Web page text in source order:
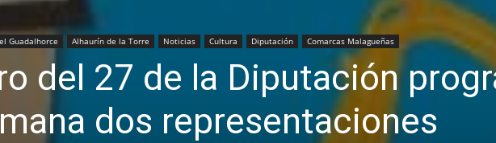
Guadalhorce Alhaurín de la Torre Noticias Cultura Diputación Comarcas Malagueñas
del 27 de la Diputación
dos representaciones